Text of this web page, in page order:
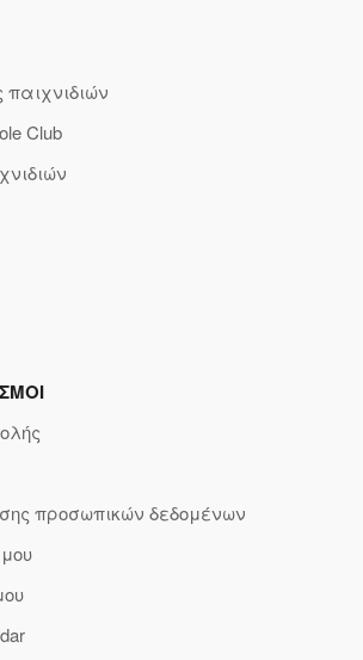
Club
προσωπικών δεδομένων